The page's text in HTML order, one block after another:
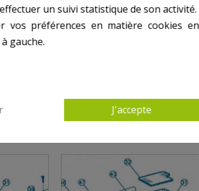
JET VAG - MOTEUR PARTIE
un suivi statistique de son activité.
vos préférences en matière cookies en
gauche.
J'accepte